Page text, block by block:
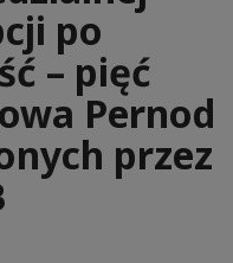
po
– pięć
Pernod
przez